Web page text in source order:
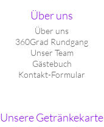
Über uns
Über uns
360Grad Rundgang
Unser Team
Gästebuch
Kontakt-Formular
Unsere Getränkekarte